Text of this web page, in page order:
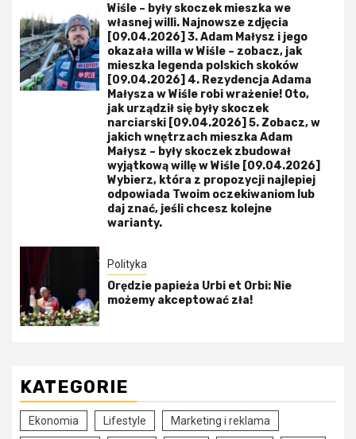
Wiśle – były skoczek mieszka we
własnej willi. Najnowsze zdjęcia
[09.04.2026] 3. Adam Małysz i jego
okazała willa w Wiśle – zobacz, jak
mieszka legenda polskich skoków
[09.04.2026] 4. Rezydencja Adama
Małysza w Wiśle robi wrażenie! Oto,
jak urządził się były skoczek
narciarski [09.04.2026] 5. Zobacz, w
jakich wnętrzach mieszka Adam
Małysz – były skoczek zbudował
wyjątkową willę w Wiśle [09.04.2026]
Wybierz, która z propozycji najlepiej
odpowiada Twoim oczekiwaniom lub
daj znać, jeśli chcesz kolejne
warianty.
Polityka
Orędzie papieża Urbi et Orbi: Nie
możemy akceptować zła!
KATEGORIE
Ekonomia Lifestyle Marketing i reklama